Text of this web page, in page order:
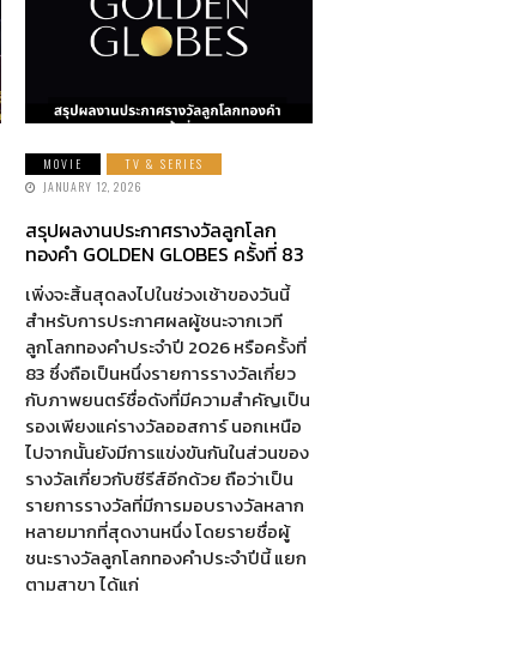
MOVIE
TV & SERIES
JANUARY 12, 2026
สรุปผลงานประกาศรางวัลลูกโลก
ทองคำ GOLDEN GLOBES ครั้งที่ 83
เพิ่งจะสิ้นสุดลงไปในช่วงเช้าของวันนี้
สำหรับการประกาศผลผู้ชนะจากเวที
ลูกโลกทองคำประจำปี 2026 หรือครั้งที่
83 ซึ่งถือเป็นหนึ่งรายการรางวัลเกี่ยว
กับภาพยนตร์ชื่อดังที่มีความสำคัญเป็น
รองเพียงแค่รางวัลออสการ์ นอกเหนือ
ไปจากนั้นยังมีการแข่งขันกันในส่วนของ
รางวัลเกี่ยวกับซีรีส์อีกด้วย ถือว่าเป็น
รายการรางวัลที่มีการมอบรางวัลหลาก
หลายมากที่สุดงานหนึ่ง โดยรายชื่อผู้
ชนะรางวัลลูกโลกทองคำประจำปีนี้ แยก
ตามสาขา ได้แก่